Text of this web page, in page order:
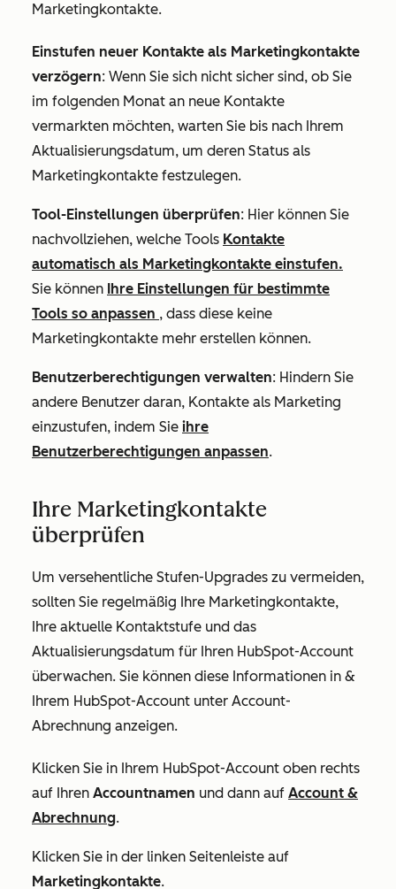
Marketingkontakte.
Einstufen neuer Kontakte als Marketingkontakte
verzögern: Wenn Sie sich nicht sicher sind, ob Sie
im folgenden Monat an neue Kontakte
vermarkten möchten, warten Sie bis nach Ihrem
Aktualisierungsdatum, um deren Status als
Marketingkontakte festzulegen.
Tool-Einstellungen überprüfen: Hier können Sie
nachvollziehen, welche Tools Kontakte
automatisch als Marketingkontakte einstufen.
Sie können Ihre Einstellungen für bestimmte
Tools so anpassen , dass diese keine
Marketingkontakte mehr erstellen können.
Benutzerberechtigungen verwalten: Hindern Sie
andere Benutzer daran, Kontakte als Marketing
einzustufen, indem Sie ihre
Benutzerberechtigungen anpassen.
Ihre Marketingkontakte
überprüfen
Um versehentliche Stufen-Upgrades zu vermeiden,
sollten Sie regelmäßig Ihre Marketingkontakte,
Ihre aktuelle Kontaktstufe und das
Aktualisierungsdatum für Ihren HubSpot-Account
überwachen. Sie können diese Informationen in &
Ihrem HubSpot-Account unter Account-
Abrechnung anzeigen.
Klicken Sie in Ihrem HubSpot-Account oben rechts
auf Ihren Accountnamen und dann auf Account &
Abrechnung.
Klicken Sie in der linken Seitenleiste auf
Marketingkontakte.